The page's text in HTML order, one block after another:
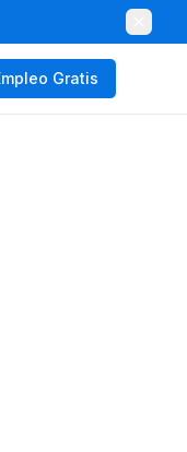
Gratis